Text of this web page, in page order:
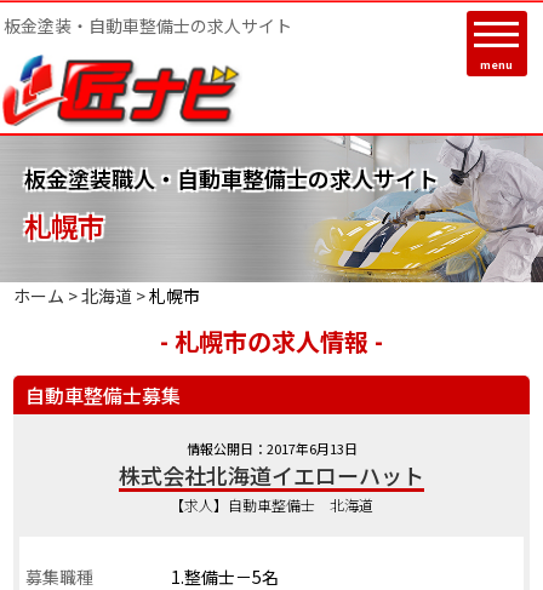
板金塗装・自動車整備士の求人サイト
menu
板金塗装職人・自動車整備士の求人サイト
札幌市
ホーム >北海道 >札幌市
- 札幌市の求人情報 -
自動車整備士募集
情報公開日：2017年6月13日
株式会社北海道イエローハット
【求人】自動車整備士 北海道
募集職種 1.整備士－5名